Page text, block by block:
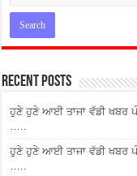
Recent Posts
ਹੁਣੇ ਹੁਣੇ ਆਈ ਤਾਜਾ ਵੱਡੀ ਖਬਰ
…..
ਹੁਣੇ ਹੁਣੇ ਆਈ ਤਾਜਾ ਵੱਡੀ ਖਬਰ
…..